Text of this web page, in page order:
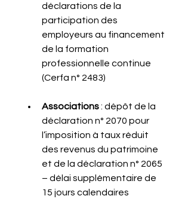
déclarations de la
participation des
employeurs au financement
de la formation
professionnelle continue
(Cerfa n° 2483)
Associations : dépôt de la
déclaration n° 2070 pour
l’imposition à taux réduit
des revenus du patrimoine
et de la déclaration n° 2065
– délai supplémentaire de
15 jours calendaires